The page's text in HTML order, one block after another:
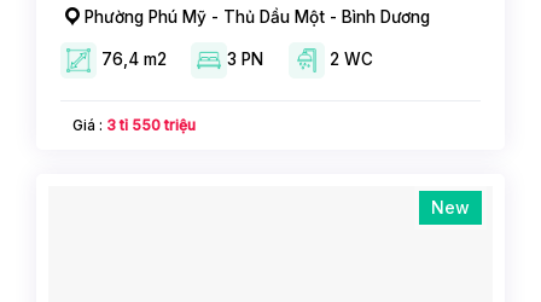
Phường Phú Mỹ - Thủ Dầu Một - Bình Dương
76,4 m2 3 PN 2 WC
Giá : 3 tỉ 550 triệu
New